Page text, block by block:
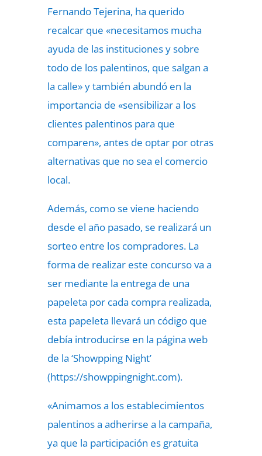
Fernando Tejerina, ha querido
recalcar que «necesitamos mucha
ayuda de las instituciones y sobre
todo de los palentinos, que salgan a
la calle» y también abundó en la
importancia de «sensibilizar a los
clientes palentinos para que
comparen», antes de optar por otras
alternativas que no sea el comercio
local.
Además, como se viene haciendo
desde el año pasado, se realizará un
sorteo entre los compradores. La
forma de realizar este concurso va a
ser mediante la entrega de una
papeleta por cada compra realizada,
esta papeleta llevará un código que
debía introducirse en la página web
de la ‘Showpping Night’
(https://showppingnight.com).
«Animamos a los establecimientos
palentinos a adherirse a la campaña,
ya que la participación es gratuita